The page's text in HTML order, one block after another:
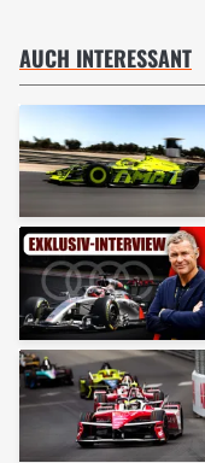
AUCH INTERESSANT